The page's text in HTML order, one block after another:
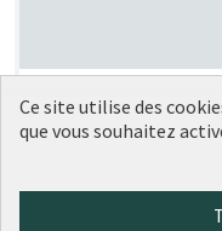
Végétaliser la
Anouk Céline Julie
Ce site utilise des
que vous souhaitez